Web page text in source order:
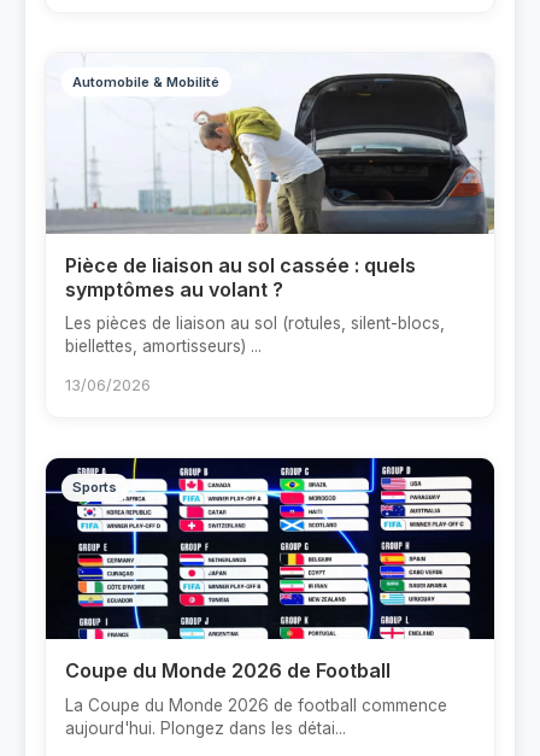
Automobile & Mobilité
Pièce de liaison au sol cassée : quels
symptômes au volant ?
Les pièces de liaison au sol (rotules, silent-blocs,
biellettes, amortisseurs) ...
13/06/2026
Sports
Coupe du Monde 2026 de Football
La Coupe du Monde 2026 de football commence
aujourd'hui. Plongez dans les détai...